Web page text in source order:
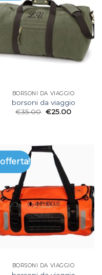
BORSONI DA VIAGGIO
borsoni da viaggio
€35.00 €25.00
BORSONI DA VIAGGIO